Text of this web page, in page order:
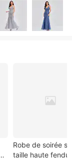
Robe de soirée
taille haute